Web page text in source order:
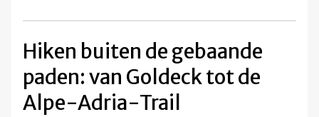
Hiken buiten de gebaande
paden: van Goldeck tot de
Alpe-Adria-Trail